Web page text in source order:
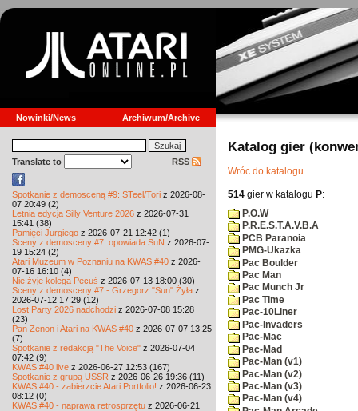
Nowinki/News Archiwum/Archive
Translate to RSS
Spotkanie z demosceną #9: STeel/Tori z 2026-08-
07 20:49 (2)
Letnia edycja Silly Venture 2026 z 2026-07-31
15:41 (38)
Pamięci Jurgiego z 2026-07-21 12:42 (1)
Sceny z demosceny #7: opowiada SuN z 2026-07-
19 15:24 (2)
Atari Muzeum w Poznaniu na KWAS #40 z 2026-
07-16 16:10 (4)
Nie żyje kolega Pecuś z 2026-07-13 18:00 (30)
Sceny z demosceny #7 - Grzegorz "Sun" Żyła z
2026-07-12 17:29 (12)
Lost Party 2026 nadchodzi z 2026-07-08 15:28
(23)
Pan Zenon i Atari na KWAS #40 z 2026-07-07 13:25
(7)
Spotkanie z redakcją "The Voice" z 2026-07-04
07:42 (9)
KWAS #40 live z 2026-06-27 12:53 (167)
Spotkanie z grupą USSR z 2026-06-26 19:36 (11)
KWAS #40 - zabierzcie Atari Portfolio! z 2026-06-23
08:12 (0)
KWAS #40 - naprawa retrosprzętu z 2026-06-21
Katalog gier
Wróc do katalogu
514 gier w katalogu P:
P.O.W
P.R.E.S.T.A.V.B.A
PCB Paranoia
PMG-Ukazka
Pac Boulder
Pac Man
Pac Munch Jr
Pac Time
Pac-10Liner
Pac-Invaders
Pac-Mac
Pac-Mad
Pac-Man (v1)
Pac-Man (v2)
Pac-Man (v3)
Pac-Man (v4)